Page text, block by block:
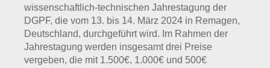
wissenschaftlich-technischen Jahrestagung der
DGPF, die vom 13. bis 14. März 2024 in Remagen,
Deutschland, durchgeführt wird. Im Rahmen der
Jahrestagung werden insgesamt drei Preise
vergeben, die mit 1.500€, 1.000€ und 500€